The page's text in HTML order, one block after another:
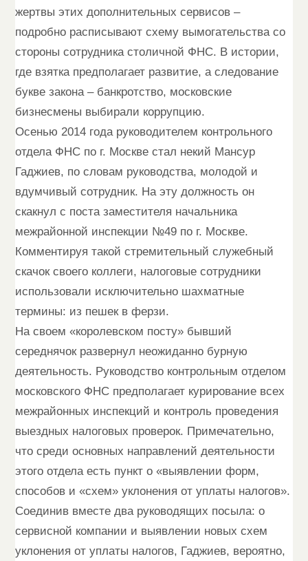
жертвы этих дополнительных сервисов –
подробно расписывают схему вымогательства со
стороны сотрудника столичной ФНС. В истории,
где взятка предполагает развитие, а следование
букве закона – банкротство, московские
бизнесмены выбирали коррупцию.
Осенью 2014 года руководителем контрольного
отдела ФНС по г. Москве стал некий Мансур
Гаджиев, по словам руководства, молодой и
вдумчивый сотрудник. На эту должность он
скакнул с поста заместителя начальника
межрайонной инспекции №49 по г. Москве.
Комментируя такой стремительный служебный
скачок своего коллеги, налоговые сотрудники
использовали исключительно шахматные
термины: из пешек в ферзи.
На своем «королевском посту» бывший
середнячок развернул неожиданно бурную
деятельность. Руководство контрольным отделом
московского ФНС предполагает курирование всех
межрайонных инспекций и контроль проведения
выездных налоговых проверок. Примечательно,
что среди основных направлений деятельности
этого отдела есть пункт о «выявлении форм,
способов и «схем» уклонения от уплаты налогов».
Соединив вместе два руководящих посыла: о
сервисной компании и выявлении новых схем
уклонения от уплаты налогов, Гаджиев, вероятно,